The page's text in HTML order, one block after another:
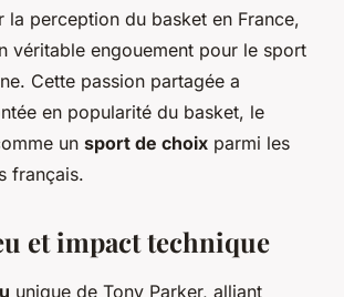
la perception du basket en France,
véritable engouement pour le sport
Cette passion partagée a
en popularité du basket, le
un sport de choix parmi les
français.
et impact technique
unique de Tony Parker, alliant